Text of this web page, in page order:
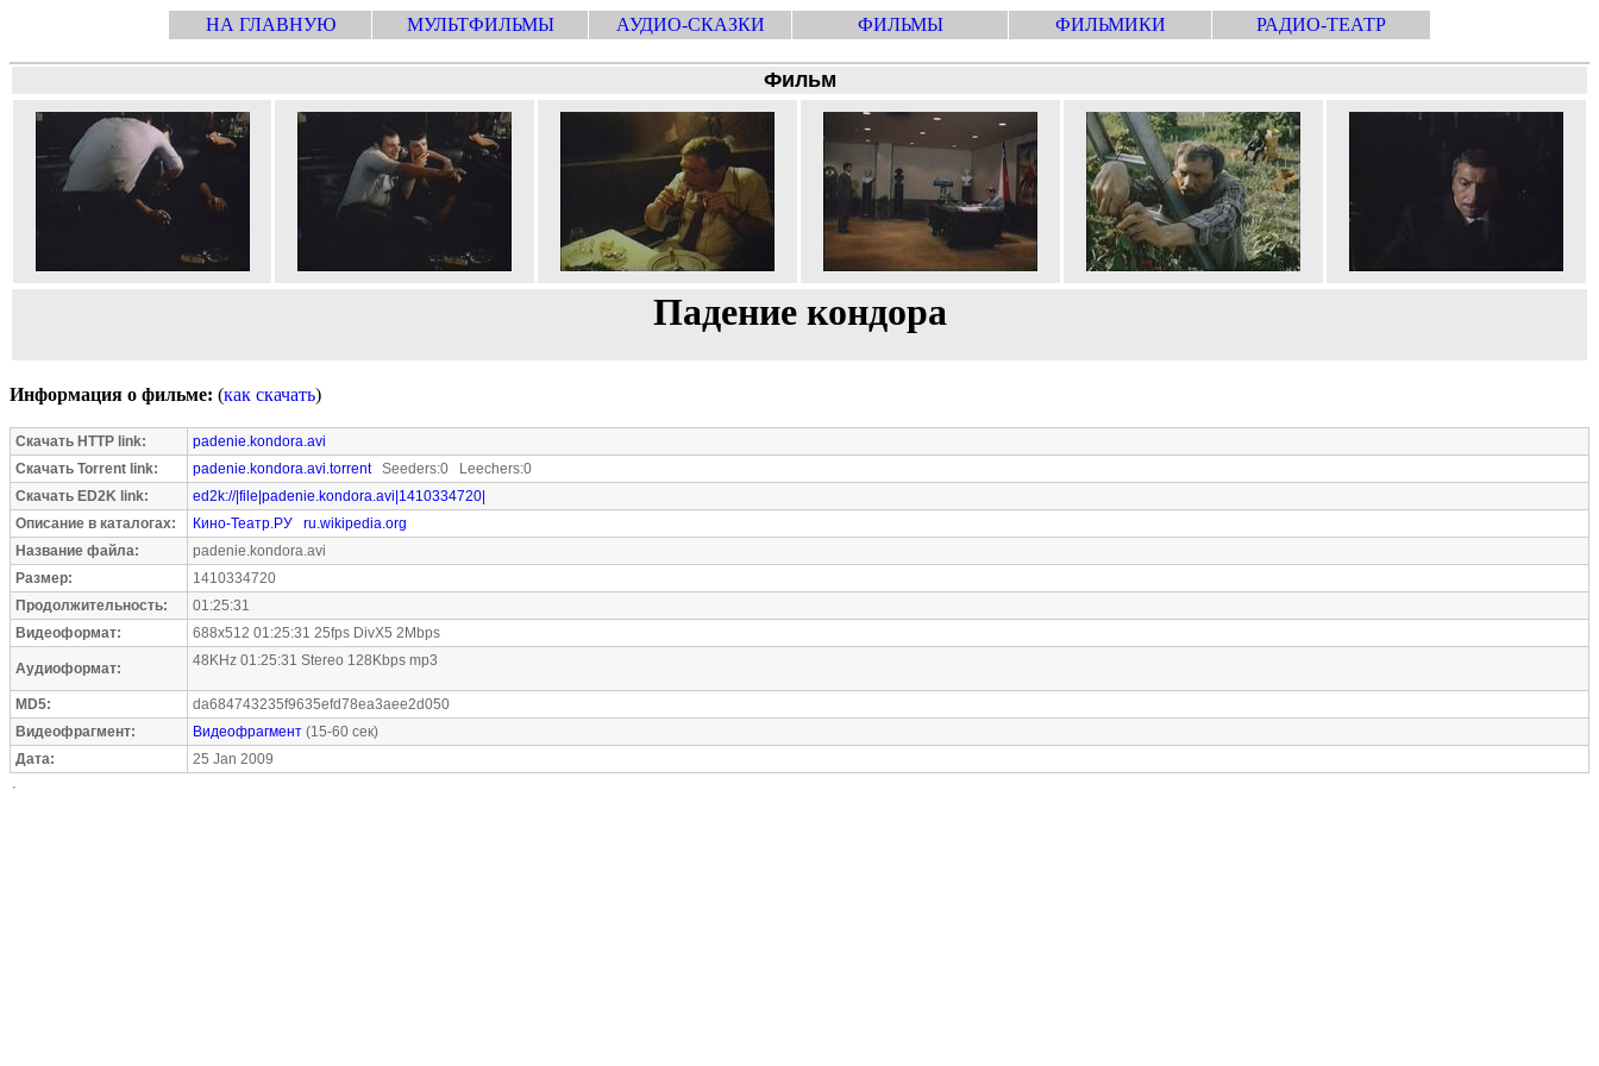
НА ГЛАВНУЮ МУЛЬТФИЛЬМЫ АУДИО-СКАЗКИ ФИЛЬМЫ ФИЛЬМИКИ РАДИО-ТЕАТР
Фильм
Падение кондора
Информация о фильме: (как скачать)
Скачать HTTP link:
padenie.kondora.avi
Скачать Torrent link:
padenie.kondora.avi.torrentSeeders:0 Leechers:0
Скачать ED2K link:
ed2k://|file|padenie.kondora.avi|1410334720|
Описание в каталогах:
Кино-Театр.РУ
ru.wikipedia.org
Название файла:
padenie.kondora.avi
Размер:
1410334720
Продолжительность:
01:25:31
Видеоформат:
688x512 01:25:31 25fps DivX5 2Mbps
Аудиоформат: 48KHz 01:25:31 Stereo 128Kbps mp3
MD5:
da684743235f9635efd78ea3aee2d050
Видеофрагмент:
Видеофрагмент (15-60 сек)
Дата:
25 Jan 2009